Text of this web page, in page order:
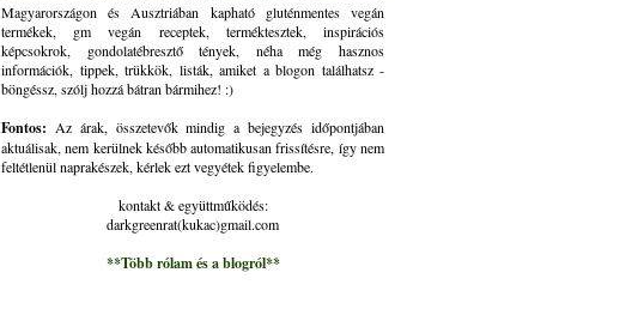
Magyarországon és Ausztriában kapható gluténmentes vegán
termékek, gm vegán receptek, terméktesztek, inspirációs
képcsokrok, gondolatébresztő tények, néha még hasznos
információk, tippek, trükkök, listák, amiket a blogon találhatsz -
böngéssz, szólj hozzá bátran bármihez! :)
Fontos: Az árak, összetevők mindig a bejegyzés időpontjában
aktuálisak, nem kerülnek később automatikusan frissítésre, így nem
feltétlenül naprakészek, kérlek ezt vegyétek figyelembe.
kontakt & együttműködés:
darkgreenrat(kukac)gmail.com
**Több rólam és a blogról**